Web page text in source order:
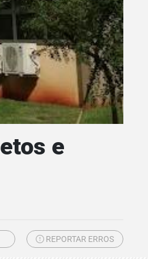
e
REPORTAR ERROS